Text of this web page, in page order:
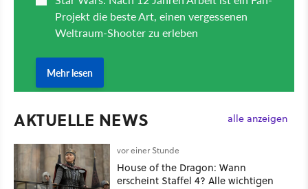
AKTUELLE NEWS alle anzeigen
vor einer Stunde
House of the Dragon: Wann
erscheint Staffel 4? Alle wichtigen